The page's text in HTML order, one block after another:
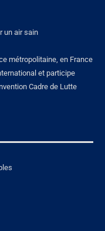
un air sain
métropolitaine, en France
et participe
Cadre de Lutte